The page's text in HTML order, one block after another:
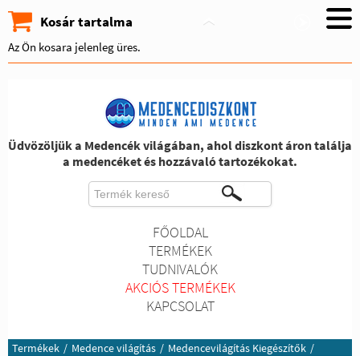
Kosár tartalma
Az Ön kosara jelenleg üres.
Üdvözöljük a Medencék világában, ahol diszkont áron találja
a medencéket és hozzávaló tartozékokat.
FŐOLDAL
TERMÉKEK
TUDNIVALÓK
AKCIÓS TERMÉKEK
KAPCSOLAT
Termékek / Medence világítás / Medencevilágítás Kiegészítők /